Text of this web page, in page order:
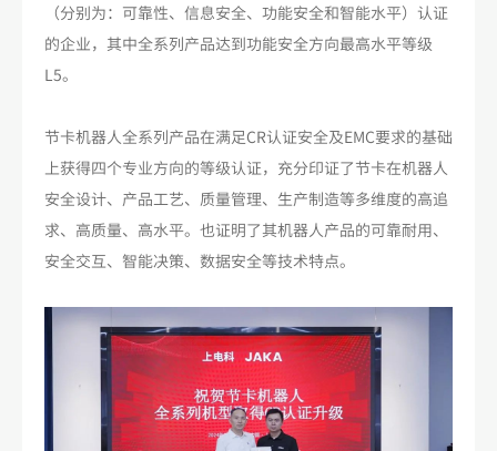
（分别为：可靠性、信息安全、功能安全和智能水平）认证
的企业，其中全系列产品达到功能安全方向最高水平等级
L5。
节卡机器人全系列产品在满足CR认证安全及EMC要求的基础
上获得四个专业方向的等级认证，充分印证了节卡在机器人
安全设计、产品工艺、质量管理、生产制造等多维度的高追
求、高质量、高水平。也证明了其机器人产品的可靠耐用、
安全交互、智能决策、数据安全等技术特点。